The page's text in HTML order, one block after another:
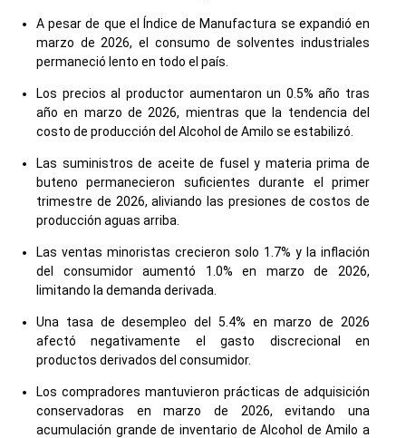
A pesar de que el Índice de Manufactura se expandió en
marzo de 2026, el consumo de solventes industriales
permaneció lento en todo el país.
Los precios al productor aumentaron un 0.5% año tras
año en marzo de 2026, mientras que la tendencia del
costo de producción del Alcohol de Amilo se estabilizó.
Las suministros de aceite de fusel y materia prima de
buteno permanecieron suficientes durante el primer
trimestre de 2026, aliviando las presiones de costos de
producción aguas arriba.
Las ventas minoristas crecieron solo 1.7% y la inflación
del consumidor aumentó 1.0% en marzo de 2026,
limitando la demanda derivada.
Una tasa de desempleo del 5.4% en marzo de 2026
afectó negativamente el gasto discrecional en
productos derivados del consumidor.
Los compradores mantuvieron prácticas de adquisición
conservadoras en marzo de 2026, evitando una
acumulación grande de inventario de Alcohol de Amilo a